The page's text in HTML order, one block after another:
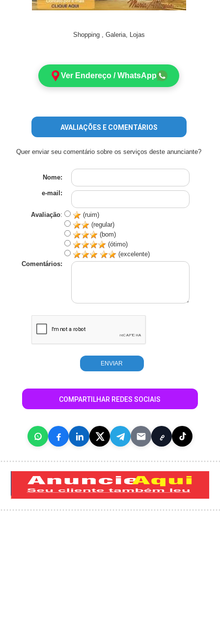
Shopping , Galeria, Lojas
Ver Endereço / WhatsApp
AVALIAÇÕES E COMENTÁRIOS
Quer enviar seu comentário sobre os serviços deste anunciante?
Nome:
e-mail:
Avaliação:
(ruim)
(regular)
(bom)
(ótimo)
(excelente)
Comentários:
COMPARTILHAR REDES SOCIAIS